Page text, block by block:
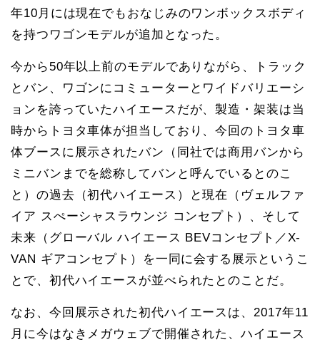
年10月には現在でもおなじみのワンボックスボディ
を持つワゴンモデルが追加となった。
今から50年以上前のモデルでありながら、トラック
とバン、ワゴンにコミューターとワイドバリエーシ
ョンを誇っていたハイエースだが、製造・架装は当
時からトヨタ車体が担当しており、今回のトヨタ車
体ブースに展示されたバン（同社では商用バンから
ミニバンまでを総称してバンと呼んでいるとのこ
と）の過去（初代ハイエース）と現在（ヴェルファ
イア スぺーシャスラウンジ コンセプト）、そして
未来（グローバル ハイエース BEVコンセプト／X-
VAN ギアコンセプト）を一同に会する展示というこ
とで、初代ハイエースが並べられたとのことだ。
なお、今回展示された初代ハイエースは、2017年11
月に今はなきメガウェブで開催された、ハイエース